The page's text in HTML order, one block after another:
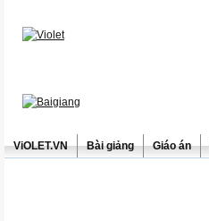
ViOLET.VN Bài giảng Giáo án